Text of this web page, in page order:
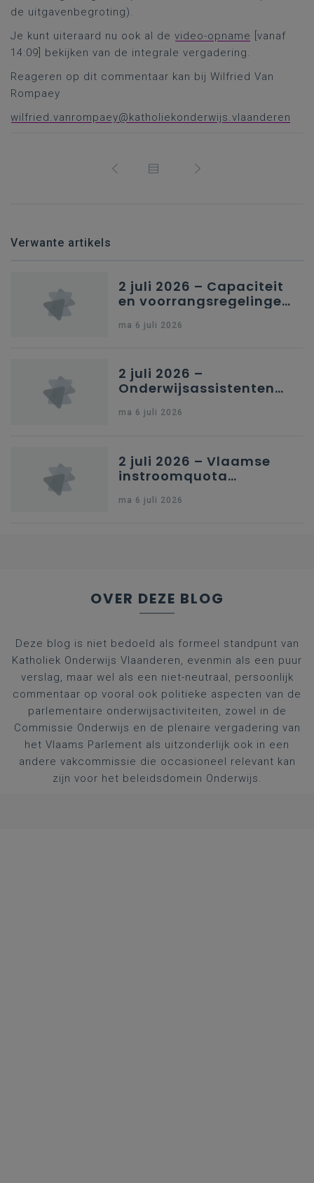
de uitgavenbegroting).
Je kunt uiteraard nu ook al de video-opname
[vanaf
14:09] bekijken van de integrale vergadering.
Reageren op dit commentaar kan bij Wilfried Van
Rompaey
wilfried.vanrompaey@katholiekonderwijs.vlaanderen
Verwante artikels
2 juli 2026 – Capaciteit
en voorrangsregelingen
secundair onderwijs in
ma 6 juli 2026
2 juli 2026 –
Onderwijsassistenten
kleuteronderwijs
ma 6 juli 2026
2 juli 2026 – Vlaamse
instroomquota
federale RIZIV-
ma 6 juli 2026
OVER DEZE BLOG
Deze blog is niet bedoeld als formeel standpunt van
Katholiek Onderwijs Vlaanderen, evenmin als een puur
verslag, maar wel als een niet-neutraal, persoonlijk
commentaar op vooral ook politieke aspecten van de
parlementaire onderwijsactiviteiten, zowel in de
Commissie Onderwijs en de plenaire vergadering van
het Vlaams Parlement als uitzonderlijk ook in een
andere vakcommissie die occasioneel relevant kan
zijn voor het beleidsdomein Onderwijs.